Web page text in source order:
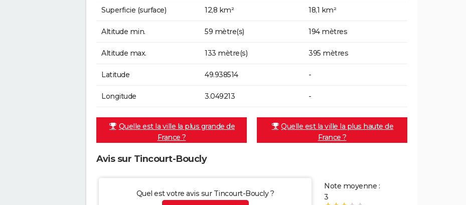
Superficie (surface) 12,8 km² 18,1 km²
Altitude min. 59 mètre(s) 194 mètres
Altitude max. 133 mètre(s) 395 mètres
Latitude 49.938514 -
Longitude 3.049213 -
Quelle est la ville la plus grande de
France ?
Quelle est la ville la plus haute de
France ?
Avis sur Tincourt-Boucly
Quel est votre avis sur Tincourt-Boucly ?
Note moyenne :
3